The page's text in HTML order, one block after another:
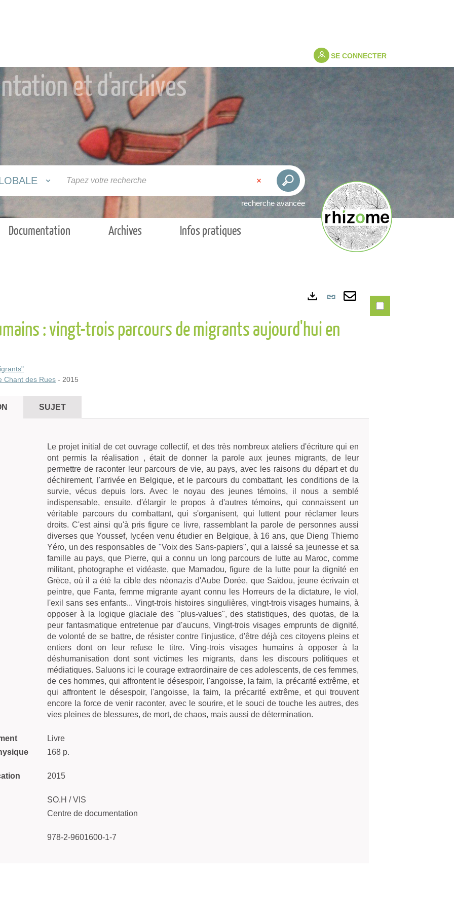
SE CONNECTER
et d'archives
recherche avancée
Documentation Archives Infos pratiques
Lien
permanent
Envoyer
: vingt-trois parcours de migrants aujourd'hui en
Chant des Rues - 2015
SUJET
Le projet initial de cet ouvrage collectif, et des très nombreux ateliers d'écriture qui en
ont permis la réalisation , était de donner la parole aux jeunes migrants, de leur
permettre de raconter leur parcours de vie, au pays, avec les raisons du départ et du
déchirement, l'arrivée en Belgique, et le parcours du combattant, les conditions de la
survie, vécus depuis lors. Avec le noyau des jeunes témoins, il nous a semblé
indispensable, ensuite, d'élargir le propos à d'autres témoins, qui connaissent un
véritable parcours du combattant, qui s'organisent, qui luttent pour réclamer leurs
droits. C'est ainsi qu'à pris figure ce livre, rassemblant la parole de personnes aussi
diverses que Youssef, lycéen venu étudier en Belgique, à 16 ans, que Dieng Thierno
Yéro, un des responsables de "Voix des Sans-papiers", qui a laissé sa jeunesse et sa
famille au pays, que Pierre, qui a connu un long parcours de lutte au Maroc, comme
militant, photographe et vidéaste, que Mamadou, figure de la lutte pour la dignité en
Grèce, où il a été la cible des néonazis d'Aube Dorée, que Saïdou, jeune écrivain et
peintre, que Fanta, femme migrante ayant connu les Horreurs de la dictature, le viol,
l'exil sans ses enfants... Vingt-trois histoires singulières, vingt-trois visages humains, à
opposer à la logique glaciale des "plus-values", des statistiques, des quotas, de la
peur fantasmatique entretenue par d'aucuns, Vingt-trois visages emprunts de dignité,
de volonté de se battre, de résister contre l'injustice, d'être déjà ces citoyens pleins et
entiers dont on leur refuse le titre. Ving-trois visages humains à opposer à la
déshumanisation dont sont victimes les migrants, dans les discours politiques et
médiatiques. Saluons ici le courage extraordinaire de ces adolescents, de ces femmes,
de ces hommes, qui affrontent le désespoir, l'angoisse, la faim, la précarité extrême, et
qui affrontent le désespoir, l'angoisse, la faim, la précarité extrême, et qui trouvent
encore la force de venir raconter, avec le sourire, et le souci de touche les autres, des
vies pleines de blessures, de mort, de chaos, mais aussi de détermination.
Livre
168 p.
2015
SO.H / VIS
Centre de documentation
978-2-9601600-1-7